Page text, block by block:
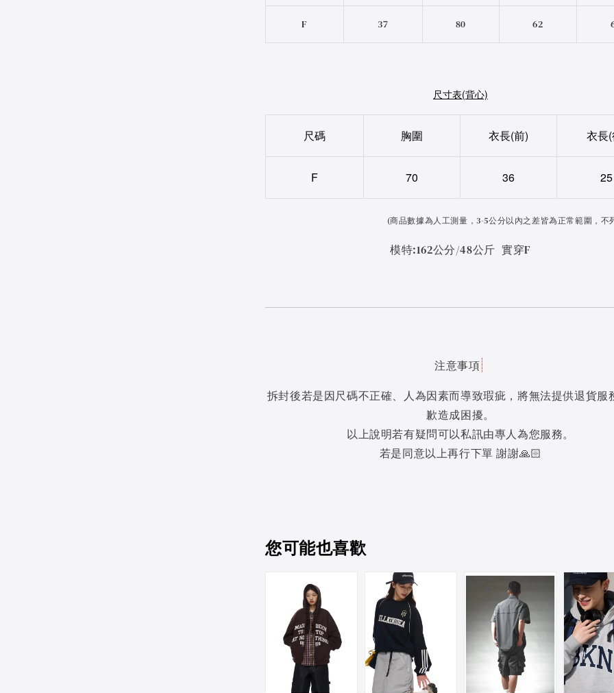
F 37 80 62
尺寸表(背心)
尺碼 胸圍 衣長(前) 衣長
F 70 36 25
(商品數據為人工測量，3-5公分以內之差皆為正常範圍，不
模特:162公分/48公斤 實穿F
注意事項
拆封後若是因尺碼不正確、人為因素而導致瑕疵，將無法提供退貨服
歉造成困擾。
以上說明若有疑問可以私訊由專人為您服務。
若是同意以上再行下單 謝謝🙏🏻
您可能也喜歡